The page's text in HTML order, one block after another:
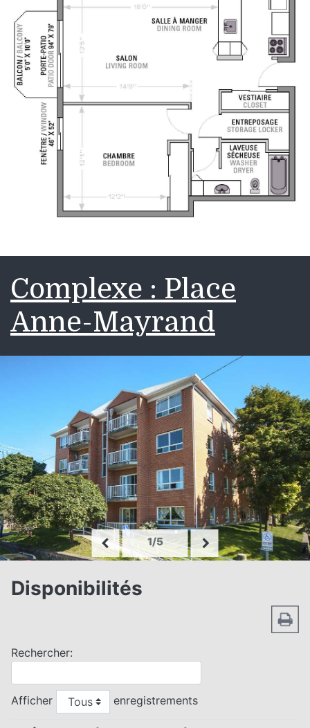
Complexe : Place
Anne-Mayrand
1/5
Disponibilités
Rechercher:
Afficher enregistrements